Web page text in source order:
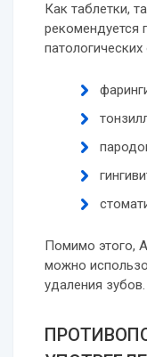
Как таблетки,
рекомендуется
патологических
Помимо этого,
можно
удаления зубов.